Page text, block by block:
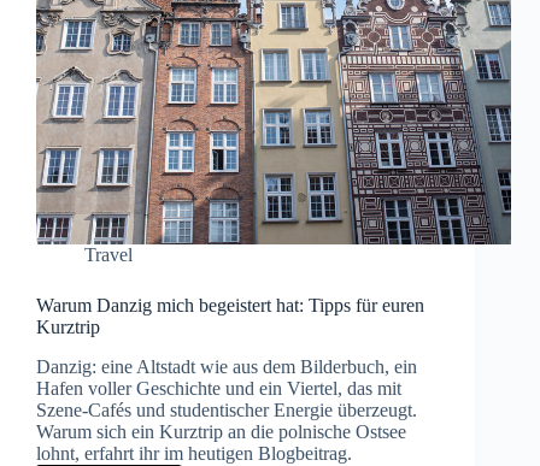
Travel
Warum Danzig mich begeistert hat: Tipps für euren
Kurztrip
Danzig: eine Altstadt wie aus dem Bilderbuch, ein
Hafen voller Geschichte und ein Viertel, das mit
Szene-Cafés und studentischer Energie überzeugt.
Warum sich ein Kurztrip an die polnische Ostsee
lohnt, erfahrt ihr im heutigen Blogbeitrag.